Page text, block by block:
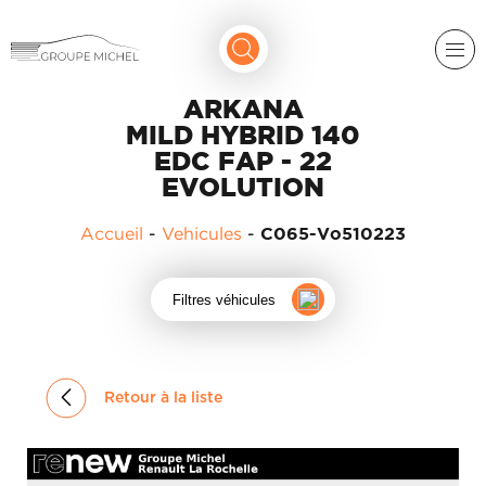
LIGIER
GROUPE
HISTORIQUE
ARKANA
MILD HYBRID 140
EDC FAP - 22
EVOLUTION
Accueil - Vehicules - C065-Vo510223
Filtres véhicules
Retour à la liste